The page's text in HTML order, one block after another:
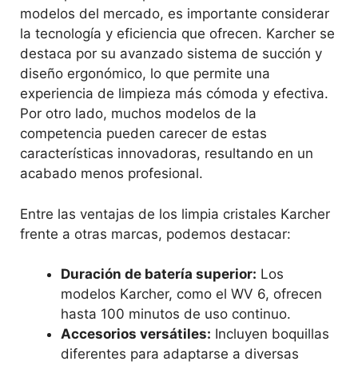
modelos del mercado, es importante considerar
la tecnología y eficiencia que ofrecen. Karcher se
destaca por su avanzado sistema de succión y
diseño ergonómico, lo que permite una
experiencia de limpieza más cómoda y efectiva.
Por otro lado, muchos modelos de la
competencia pueden carecer de estas
características innovadoras, resultando en un
acabado menos profesional.
Entre las ventajas de los limpia cristales Karcher
frente a otras marcas, podemos destacar:
Duración de batería superior: Los
modelos Karcher, como el WV 6, ofrecen
hasta 100 minutos de uso continuo.
Accesorios versátiles: Incluyen boquillas
diferentes para adaptarse a diversas